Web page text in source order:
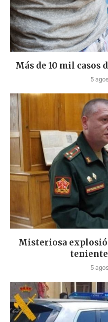
Más de 10 mil casos
5
Misteriosa
5